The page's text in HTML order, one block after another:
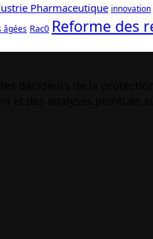
Pharmaceutique innovation
âgées Rac0 Reforme des